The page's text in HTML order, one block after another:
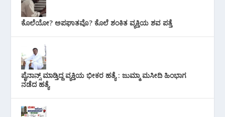
ಕೊಲೆಯೋ? ಅಪಘಾತವೊ? ಕೊಲೆ ಶಂಕಿತ ವ್ಯಕ್ತಿಯ ಶವ ಪತ್ತೆ
ಪೈನಾನ್ಸ್ ಮಾಡ್ತಿದ್ದ ವ್ಯಕ್ತಿಯ ಭೀಕರ‌ ಹತ್ಯೆ : ಜುಮ್ಮಾ ಮಸೀದಿ ಹಿಂಭಾಗ
ನಡೆದ ಹತ್ಯೆ